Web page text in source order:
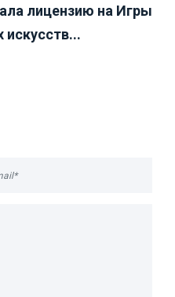
лицензию на Игры
искусств...